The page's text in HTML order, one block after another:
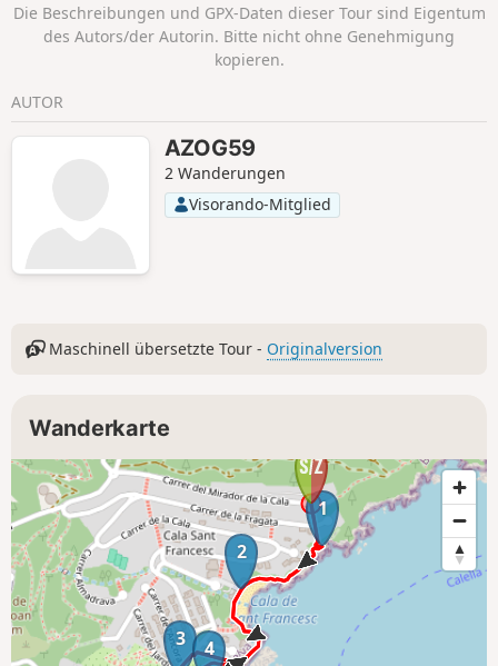
Die Beschreibungen und GPX-Daten dieser Tour sind Eigentum
des Autors/der Autorin. Bitte nicht ohne Genehmigung
kopieren.
AUTOR
AZOG59
2 Wanderungen
Visorando-Mitglied
Maschinell übersetzte Tour - Originalversion
Wanderkarte
1
2
3 4